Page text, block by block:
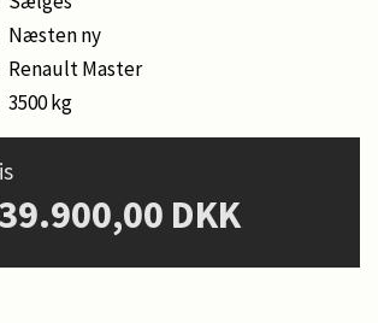
Næsten ny
Renault Master
3500 kg
DKK